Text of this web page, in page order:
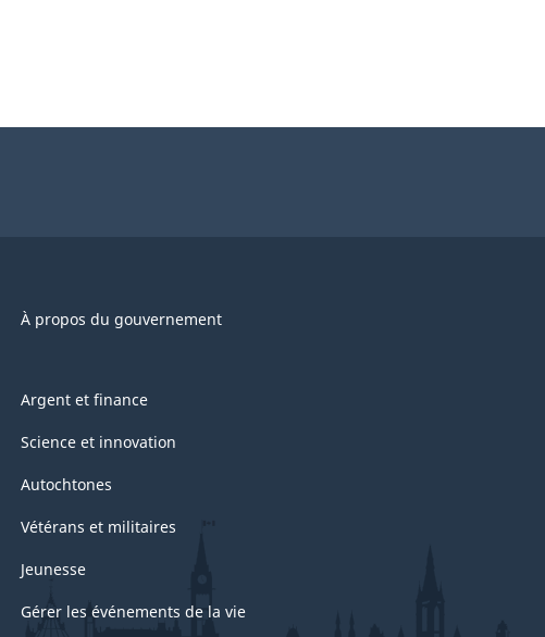
À propos du gouvernement
Argent et finance
Science et innovation
Autochtones
Vétérans et militaires
Jeunesse
Gérer les événements de la vie